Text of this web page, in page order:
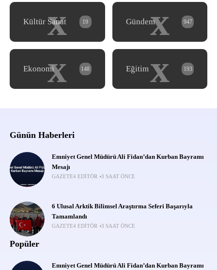
x
Kültür Sanat 19 x
Gündem 947
x
Ekonomi 148 x
Eğitim 193
Günün Haberleri
Emniyet Genel Müdürü Ali Fidan’dan Kurban Bayramı
Mesajı
GAZETE4 EDITÖR 3 SAAT ÖNCE
6 Ulusal Arktik Bilimsel Araştırma Seferi Başarıyla
Tamamlandı
GAZETE4 EDITÖR 3 SAAT ÖNCE
Popüler
Emniyet Genel Müdürü Ali Fidan’dan Kurban Bayramı